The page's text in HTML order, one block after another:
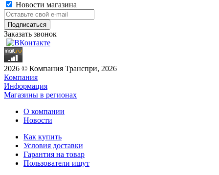
Новости магазина
Заказать звонок
2026 © Компания Транспри, 2026
Компания
Информация
Магазины в регионах
О компании
Новости
Как купить
Условия доставки
Гарантия на товар
Пользователи ищут